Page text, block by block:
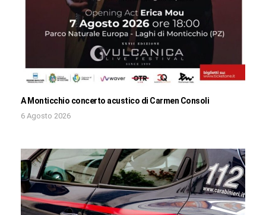
A Monticchio concerto acustico di Carmen Consoli
6 Agosto 2026